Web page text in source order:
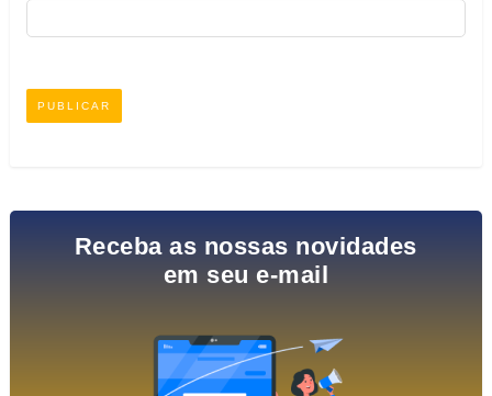
Receba as nossas novidades
em seu e-mail